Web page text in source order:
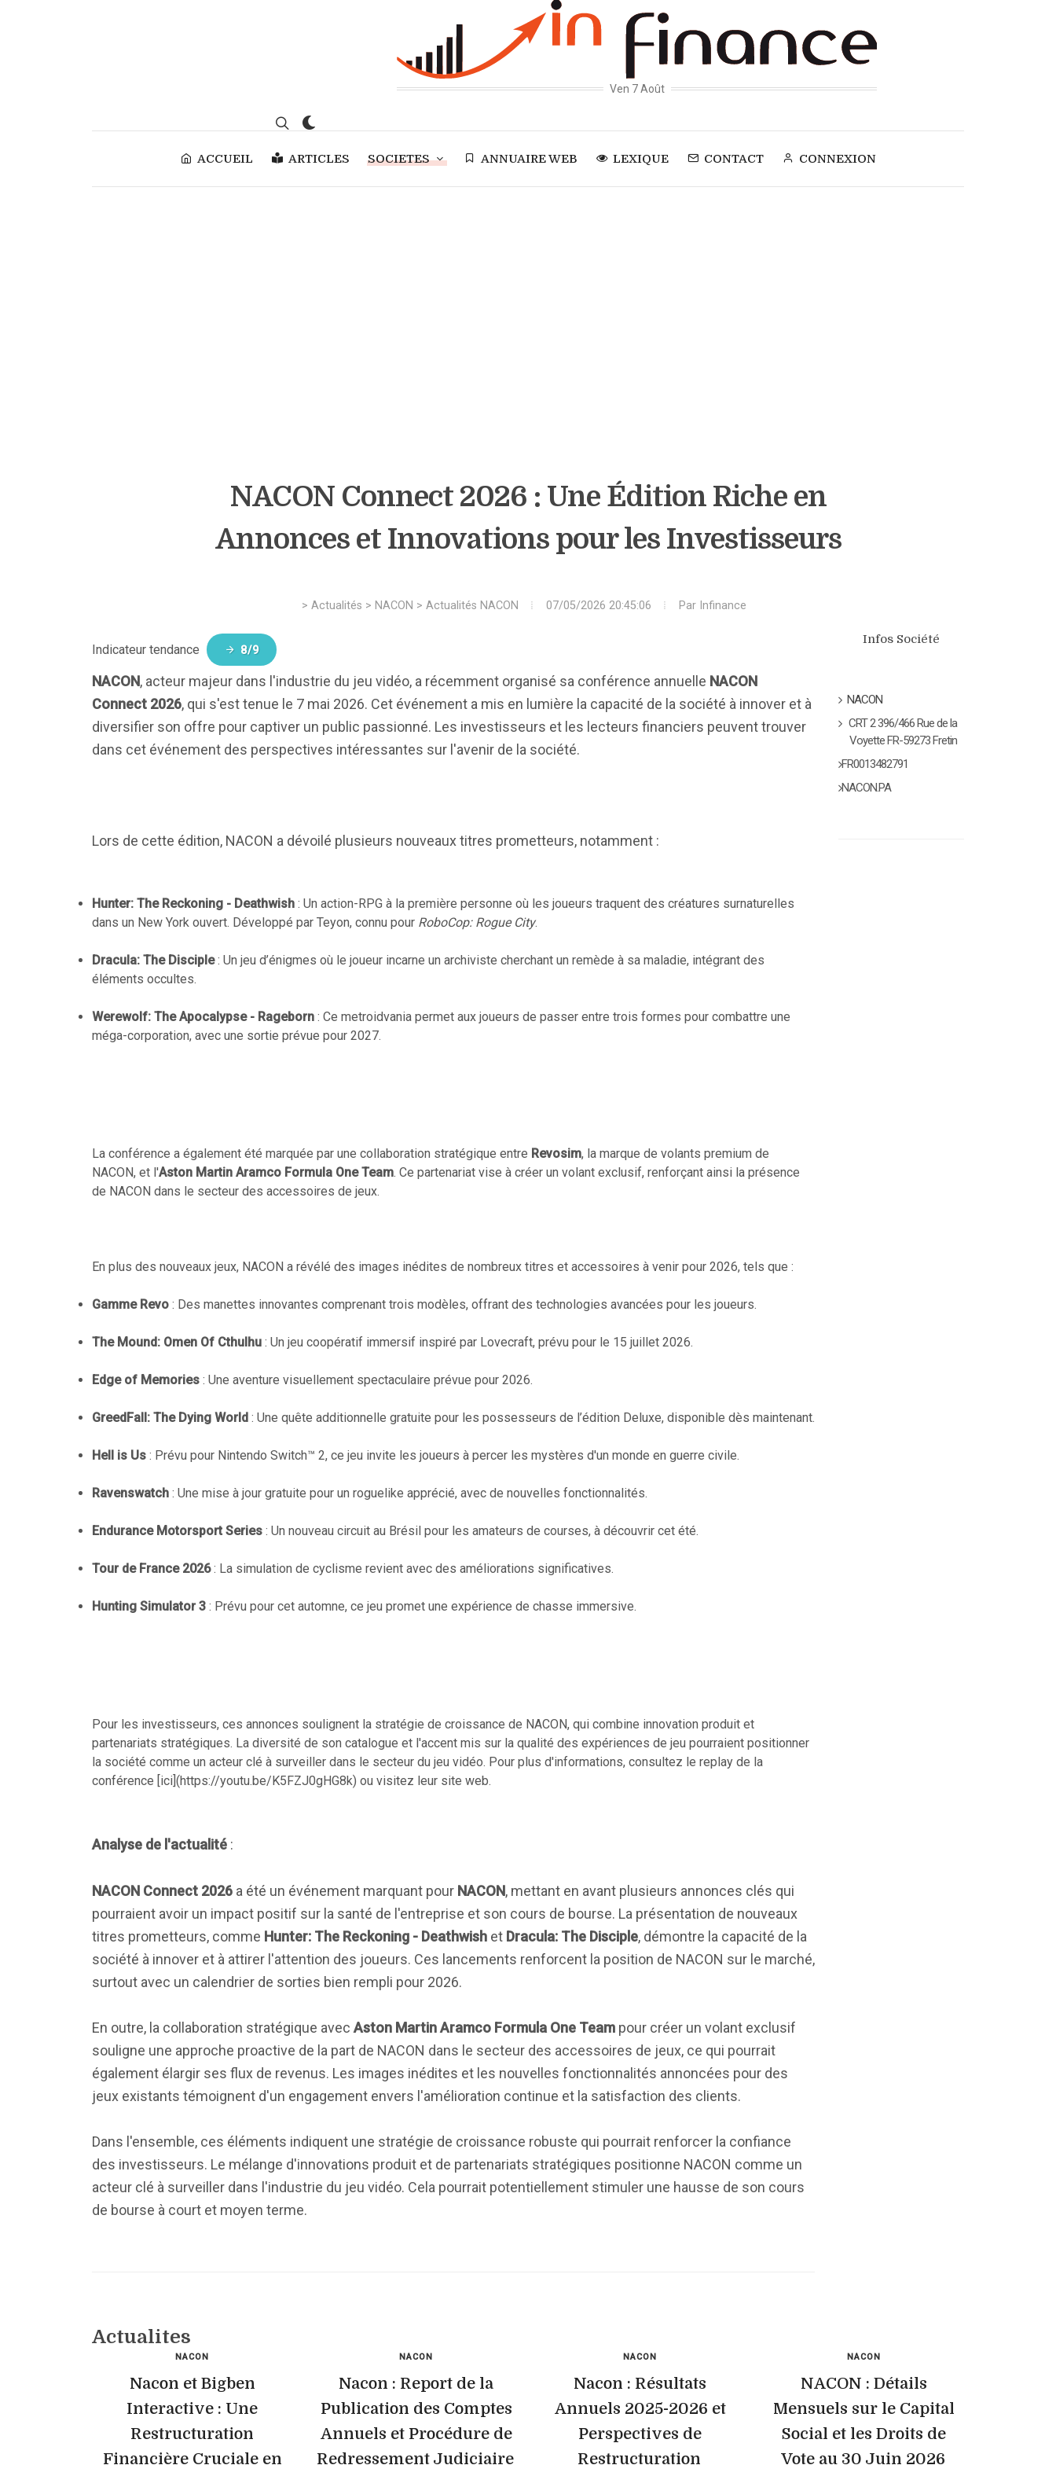
Ven 7 Août
ACCUEIL ARTICLES SOCIETES ANNUAIRE WEB LEXIQUE CONTACT CONNEXION
NACON Connect 2026 : Une Édition Riche en
Annonces et Innovations pour les Investisseurs
> Actualités > NACON > Actualités NACON 07/05/2026 20:45:06 Par Infinance
Indicateur tendance 8/9
NACON, acteur majeur dans l'industrie du jeu vidéo, a récemment organisé sa conférence annuelle NACON
Connect 2026, qui s'est tenue le 7 mai 2026. Cet événement a mis en lumière la capacité de la société à innover et à
diversifier son offre pour captiver un public passionné. Les investisseurs et les lecteurs financiers peuvent trouver
dans cet événement des perspectives intéressantes sur l'avenir de la société.
Lors de cette édition, NACON a dévoilé plusieurs nouveaux titres prometteurs, notamment :
Hunter: The Reckoning - Deathwish : Un action-RPG à la première personne où les joueurs traquent des créatures surnaturelles
dans un New York ouvert. Développé par Teyon, connu pour RoboCop: Rogue City.
Dracula: The Disciple: Un jeu d’énigmes où le joueur incarne un archiviste cherchant un remède à sa maladie, intégrant des
éléments occultes.
Werewolf: The Apocalypse - Rageborn : Ce metroidvania permet aux joueurs de passer entre trois formes pour combattre une
méga-corporation, avec une sortie prévue pour 2027.
La conférence a également été marquée par une collaboration stratégique entre Revosim, la marque de volants premium de
NACON, et l'Aston Martin Aramco Formula One Team. Ce partenariat vise à créer un volant exclusif, renforçant ainsi la présence
de NACON dans le secteur des accessoires de jeux.
En plus des nouveaux jeux, NACON a révélé des images inédites de nombreux titres et accessoires à venir pour 2026, tels que :
Gamme Revo : Des manettes innovantes comprenant trois modèles, offrant des technologies avancées pour les joueurs.
The Mound: Omen Of Cthulhu : Un jeu coopératif immersif inspiré par Lovecraft, prévu pour le 15 juillet 2026.
Edge of Memories : Une aventure visuellement spectaculaire prévue pour 2026.
GreedFall: The Dying World : Une quête additionnelle gratuite pour les possesseurs de l’édition Deluxe, disponible dès maintenant.
Hell is Us : Prévu pour Nintendo Switch™ 2, ce jeu invite les joueurs à percer les mystères d'un monde en guerre civile.
Ravenswatch : Une mise à jour gratuite pour un roguelike apprécié, avec de nouvelles fonctionnalités.
Endurance Motorsport Series : Un nouveau circuit au Brésil pour les amateurs de courses, à découvrir cet été.
Tour de France 2026: La simulation de cyclisme revient avec des améliorations significatives.
Hunting Simulator 3 : Prévu pour cet automne, ce jeu promet une expérience de chasse immersive.
Pour les investisseurs, ces annonces soulignent la stratégie de croissance de NACON, qui combine innovation produit et
partenariats stratégiques. La diversité de son catalogue et l'accent mis sur la qualité des expériences de jeu pourraient positionner
la société comme un acteur clé à surveiller dans le secteur du jeu vidéo. Pour plus d'informations, consultez le replay de la
conférence [ici](https://youtu.be/K5FZJ0gHG8k) ou visitez leur site web.
Analyse de l'actualité :
NACON Connect 2026 a été un événement marquant pour NACON, mettant en avant plusieurs annonces clés qui
pourraient avoir un impact positif sur la santé de l'entreprise et son cours de bourse. La présentation de nouveaux
titres prometteurs, comme Hunter: The Reckoning - Deathwish et Dracula: The Disciple, démontre la capacité de la
société à innover et à attirer l'attention des joueurs. Ces lancements renforcent la position de NACON sur le marché,
surtout avec un calendrier de sorties bien rempli pour 2026.
En outre, la collaboration stratégique avec Aston Martin Aramco Formula One Team pour créer un volant exclusif
souligne une approche proactive de la part de NACON dans le secteur des accessoires de jeux, ce qui pourrait
également élargir ses flux de revenus. Les images inédites et les nouvelles fonctionnalités annoncées pour des
jeux existants témoignent d'un engagement envers l'amélioration continue et la satisfaction des clients.
Dans l'ensemble, ces éléments indiquent une stratégie de croissance robuste qui pourrait renforcer la confiance
des investisseurs. Le mélange d'innovations produit et de partenariats stratégiques positionne NACON comme un
acteur clé à surveiller dans l'industrie du jeu vidéo. Cela pourrait potentiellement stimuler une hausse de son cours
de bourse à court et moyen terme.
Infos Société
NACON
CRT 2 396/466 Rue de la
Voyette FR-59273 Fretin
FR0013482791
NACON.PA
Actualites
NACON
Nacon et Bigben
Interactive : Une
Restructuration
Financière Cruciale en
NACON
Nacon : Report de la
Publication des Comptes
Annuels et Procédure de
Redressement Judiciaire
NACON
Nacon : Résultats
Annuels 2025-2026 et
Perspectives de
Restructuration
NACON
NACON : Détails
Mensuels sur le Capital
Social et les Droits de
Vote au 30 Juin 2026